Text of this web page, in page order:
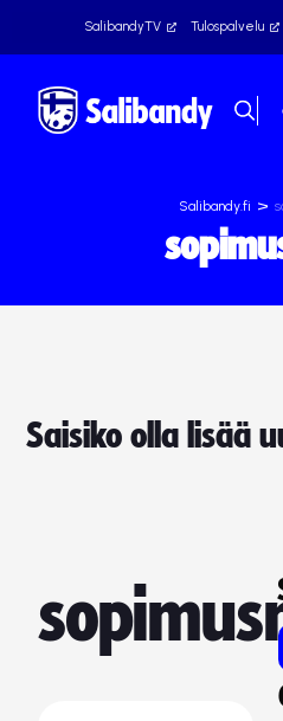
SalibandyTV Tulospalvelu
Salibandy.fi >
Saisiko olla lisää